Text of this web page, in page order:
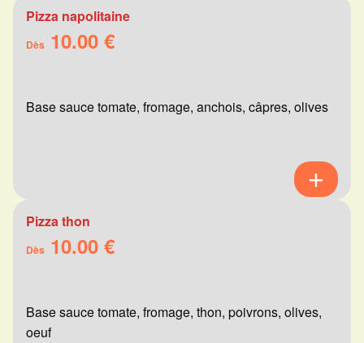
Pizza napolitaine
Dès 10.00 €
Base sauce tomate, fromage, anchois, câpres, olives
Pizza thon
Dès 10.00 €
Base sauce tomate, fromage, thon, poivrons, olives,
oeuf